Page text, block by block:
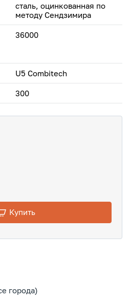
сталь, оцинкованная по
методу Сендзимира
36000
U5 Combitech
300
Купить
города)